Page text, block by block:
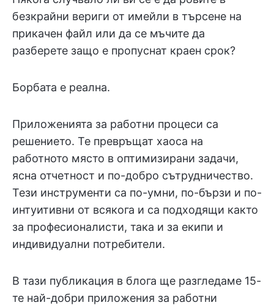
безкрайни вериги от имейли в търсене на
прикачен файл или да се мъчите да
разберете защо е пропуснат краен срок?
Борбата е реална.
Приложенията за работни процеси са
решението. Те превръщат хаоса на
работното място в оптимизирани задачи,
ясна отчетност и по-добро сътрудничество.
Тези инструменти са по-умни, по-бързи и по-
интуитивни от всякога и са подходящи както
за професионалисти, така и за екипи и
индивидуални потребители.
В тази публикация в блога ще разгледаме 15-
те най-добри приложения за работни